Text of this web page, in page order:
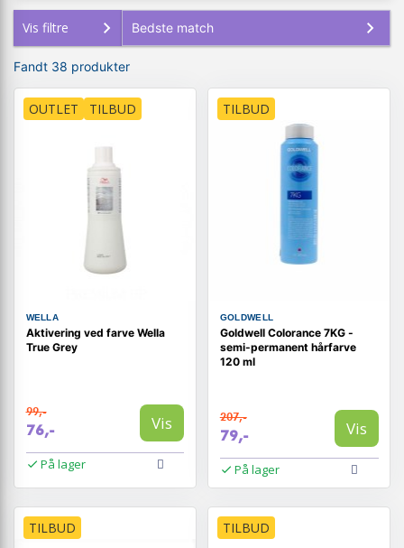
Vis filtre
Fandt 38 produkter
OUTLET TILBUD
WELLA
Aktivering ved farve Wella
True Grey
99,-
76,- Vis
På lager
TILBUD
GOLDWELL
Goldwell Colorance 7KG -
semi-permanent hårfarve
120 ml
207,-
79,- Vis
På lager
TILBUD TILBUD